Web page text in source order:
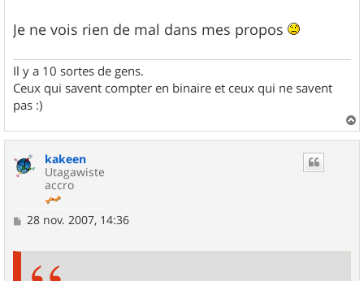
Je ne vois rien de mal dans mes propos
Il y a 10 sortes de gens.
Ceux qui savent compter en binaire et ceux qui ne savent
pas :)
a
kakeen
Utagawiste
accro
M
28 nov. 2007, 14:36